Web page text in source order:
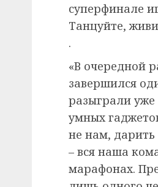
суперфинале
Танцуйте,
.
«В очередной
завершился
разыграли уже
умных
не нам, дарить
– вся наша
марафонах.